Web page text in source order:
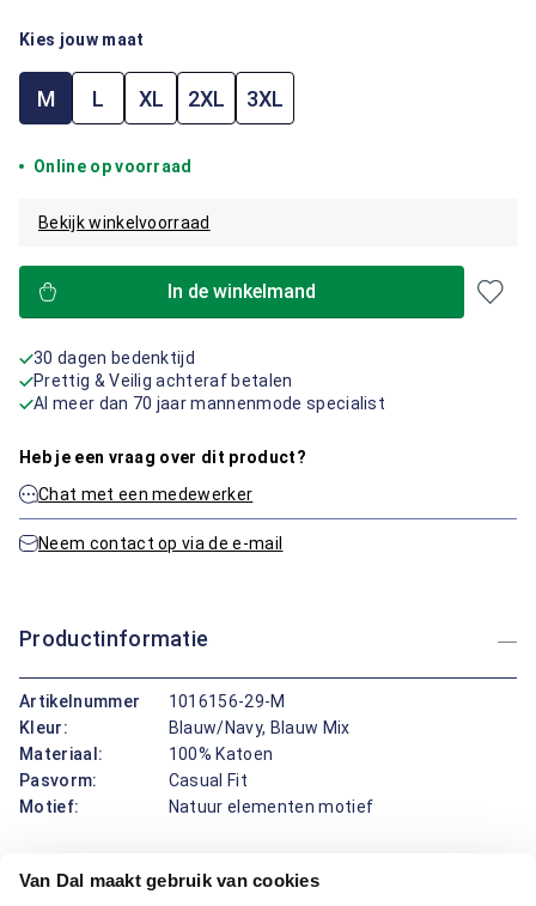
Van Dal maakt gebruik van cookies
Kies jouw maat
M L XL 2XL 3XL
Online op voorraad
Bekijk winkelvoorraad
In de winkelmand
30 dagen bedenktijd
Prettig & Veilig achteraf betalen
Al meer dan 70 jaar mannenmode specialist
Heb je een vraag over dit product?
Chat met een medewerker
Neem contact op via de e-mail
Productinformatie
Artikelnummer
1016156-29-M
Kleur:
Blauw/Navy, Blauw Mix
Materiaal:
100% Katoen
Pasvorm:
Casual Fit
Motief:
Natuur elementen motief
Dit overhemd van Marvelis draagt prettig en ziet er verzorgd